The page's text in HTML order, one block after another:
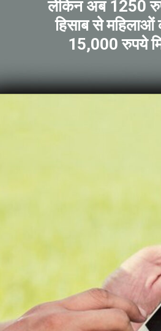
लेकिन अब 1250
हिसाब से महिलाओं
15,000 रुपये